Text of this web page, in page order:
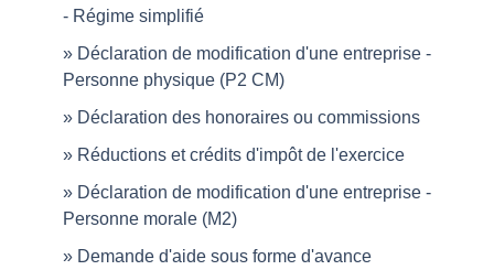
- Régime simplifié
Déclaration de modification d'une entreprise -
Personne physique (P2 CM)
Déclaration des honoraires ou commissions
Réductions et crédits d'impôt de l'exercice
Déclaration de modification d'une entreprise -
Personne morale (M2)
Demande d'aide sous forme d'avance